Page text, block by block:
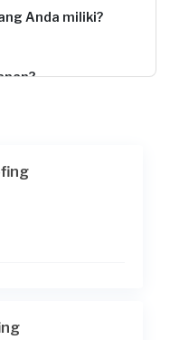
Anda miliki?
rumah ****
gmn
ini?